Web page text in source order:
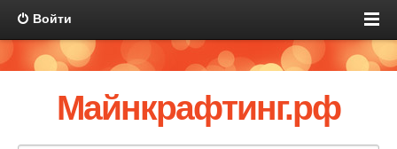
Войти
Майнкрафтинг.рф